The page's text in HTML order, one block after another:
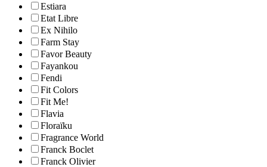
Estiara
Etat Libre
Ex Nihilo
Farm Stay
Favor Beauty
Fayankou
Fendi
Fit Colors
Fit Me!
Flavia
Floraïku
Fragrance World
Franck Boclet
Franck Olivier